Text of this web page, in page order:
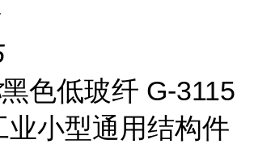
黑色低玻纤 G-3115
业小型通用结构件